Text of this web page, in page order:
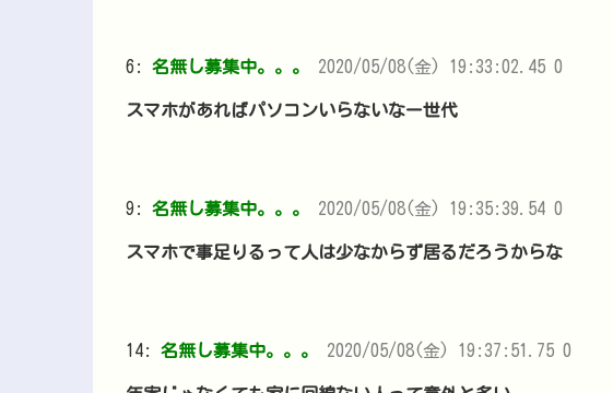
6: 名無し募集中。。。 2020/05/08(金) 19:33:02.45 0
スマホがあればパソコンいらないなー世代
9: 名無し募集中。。。 2020/05/08(金) 19:35:39.54 0
スマホで事足りるって人は少なからず居るだろうからな
14: 名無し募集中。。。 2020/05/08(金) 19:37:51.75 0